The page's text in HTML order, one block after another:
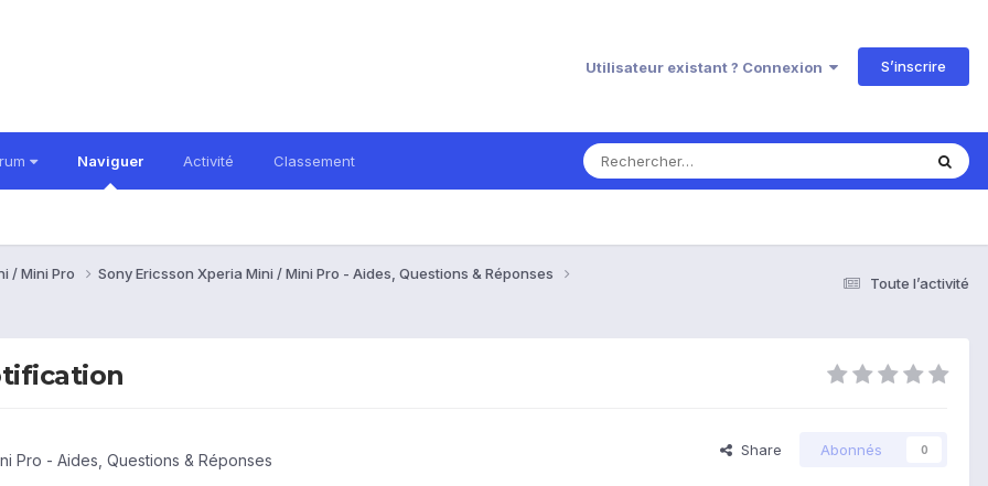
Utilisateur existant ? Connexion S’inscrire
Naviguer Activité Classement
Toute l’activité
/ Mini Pro
Sony Ericsson Xperia Mini / Mini Pro - Aides, Questions & Réponses
Pro - Aides, Questions & Réponses
Share Abonnés 0